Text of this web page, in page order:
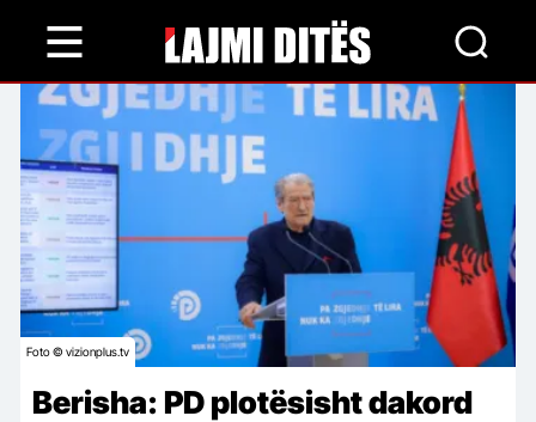
content
Foto © vizionplus.tv
Berisha: PD plotësisht dakord